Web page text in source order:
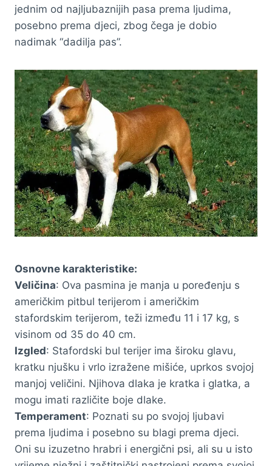
jednim od najljubaznijih pasa prema ljudima,
posebno prema djeci, zbog čega je dobio
nadimak “dadilja pas”.
Osnovne karakteristike:
Veličina: Ova pasmina je manja u poređenju s
američkim pitbul terijerom i američkim
stafordskim terijerom, teži između 11 i 17 kg, s
visinom od 35 do 40 cm.
Izgled: Stafordski bul terijer ima široku glavu,
kratku njušku i vrlo izražene mišiće, uprkos svojoj
manjoj veličini. Njihova dlaka je kratka i glatka, a
mogu imati različite boje dlake.
Temperament: Poznati su po svojoj ljubavi
prema ljudima i posebno su blagi prema djeci.
Oni su izuzetno hrabri i energični psi, ali su u isto